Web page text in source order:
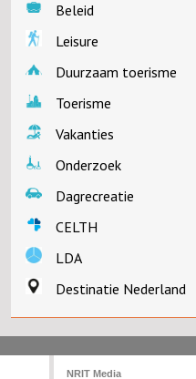
Beleid
Leisure
Duurzaam toerisme
Toerisme
Vakanties
Onderzoek
Dagrecreatie
CELTH
LDA
Destinatie Nederland
NRIT Media